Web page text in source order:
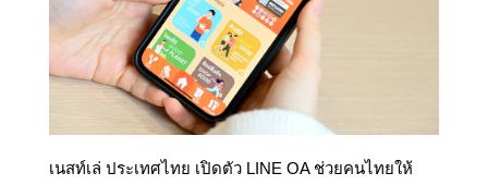
เนสท์เล่ ประเทศไทย เปิดตัว LINE OA ช่วยคนไทยให้